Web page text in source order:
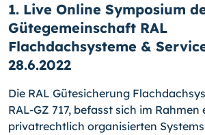
1. Live Online Symposium
Gütegemeinschaft RAL
Flachdachsysteme &
28.6.2022
Die RAL Gütesicherung
RAL-GZ 717, be­fasst sich im Rahmen
privatrechtlich organisierten